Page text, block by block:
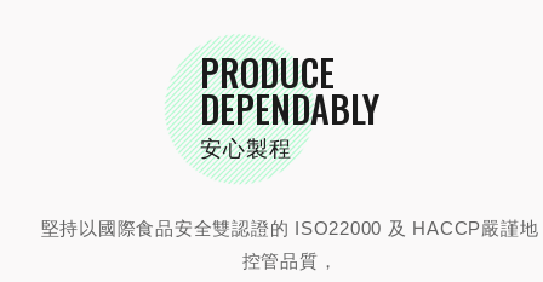
堅持以國際食品安全雙認證的 ISO22000 及 HACCP嚴謹地
控管品質，
PRODUCE
DEPENDABLY
安心製程